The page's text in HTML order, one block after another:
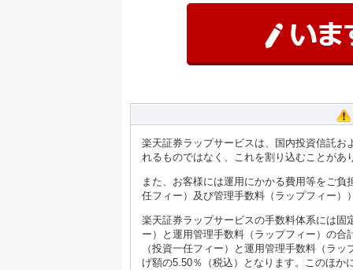
楽天証券ラップサービスは、国内投資信託
れるものではなく、これを割り込むことがあ
また、お客様には運用にかかる費用等をご
任フィー）及び管理手数料（ラップフィー
楽天証券ラップサービスの手数料体系には
ー）と運用管理手数料（ラップフィー）の
（投資一任フィー）と運用管理手数料（ラ
げ額の5.50％（税込）となります。このほか